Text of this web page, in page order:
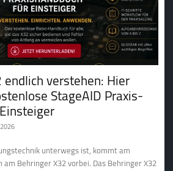
verstehen: Hier
StageAID Praxis-
unterwegs ist, kommt am
vorbei. Das Behringer X32